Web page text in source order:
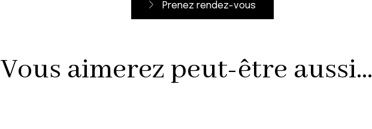
Prenez rendez-vous
Vous aimerez peut-être aussi...